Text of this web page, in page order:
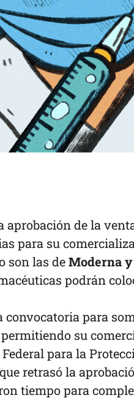
aprobación de la
para su
son las deModerna
podrán
convocatoria para
su
para la
que retrasó la
tiempo para